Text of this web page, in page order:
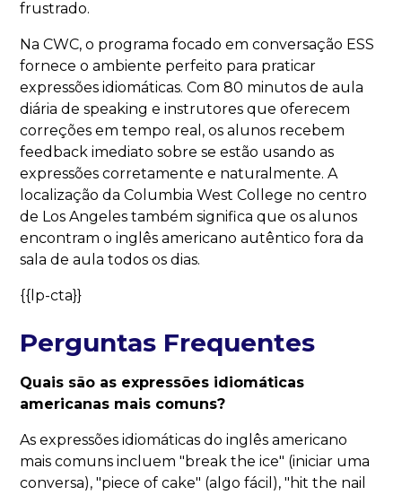
frustrado.
Na CWC, o programa focado em conversação ESS
fornece o ambiente perfeito para praticar
expressões idiomáticas. Com 80 minutos de aula
diária de speaking e instrutores que oferecem
correções em tempo real, os alunos recebem
feedback imediato sobre se estão usando as
expressões corretamente e naturalmente. A
localização da Columbia West College no centro
de Los Angeles também significa que os alunos
encontram o inglês americano autêntico fora da
sala de aula todos os dias.
{{lp-cta}}
Perguntas Frequentes
Quais são as expressões idiomáticas
americanas mais comuns?
As expressões idiomáticas do inglês americano
mais comuns incluem "break the ice" (iniciar uma
conversa), "piece of cake" (algo fácil), "hit the nail